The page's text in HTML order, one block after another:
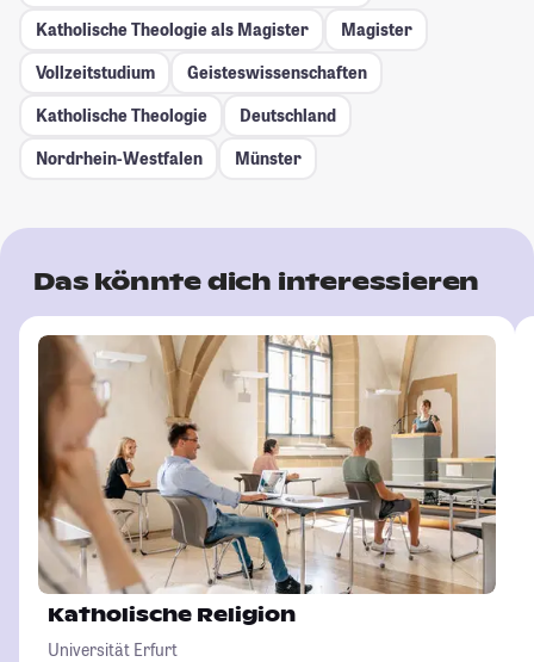
Katholische Theologie als Magister
Magister
Vollzeitstudium
Geisteswissenschaften
Katholische Theologie
Deutschland
Nordrhein-Westfalen
Münster
Das könnte dich interessieren
Katholische Religion
Universität Erfurt